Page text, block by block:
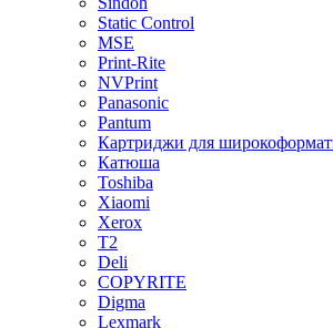
Static Control
MSE
Print-Rite
NVPrint
Panasonic
Pantum
Картриджи для
Катюша
Toshiba
Xiaomi
Xerox
T2
Deli
COPYRITE
Digma
Lexmark